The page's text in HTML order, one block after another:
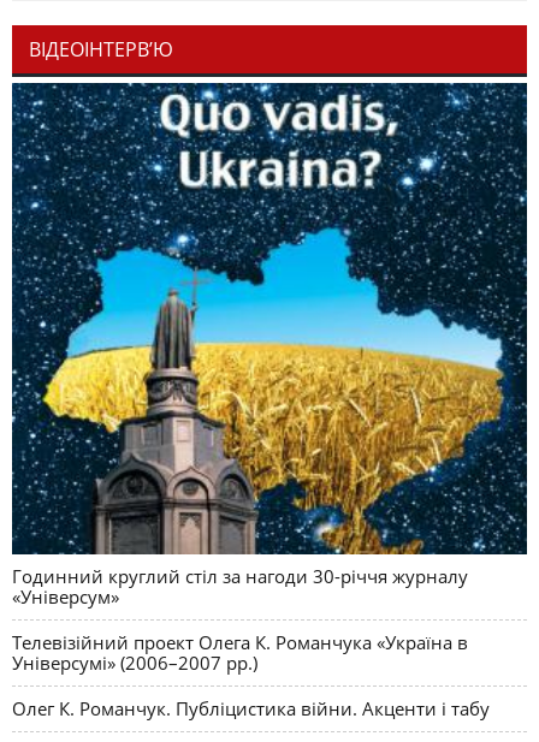
ВІДЕОІНТЕРВ’Ю
Годинний круглий стіл за нагоди 30-річчя журналу
«Універсум»
Телевізійний проект Олега К. Романчука «Україна в
Універсумі» (2006–2007 рр.)
Олег К. Романчук. Публіцистика війни. Акценти і табу